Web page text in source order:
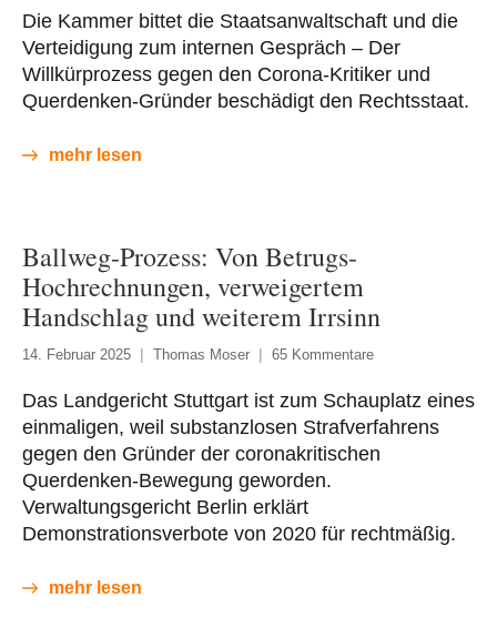
Die Kammer bittet die Staatsanwaltschaft und die
Verteidigung zum internen Gespräch – Der
Willkürprozess gegen den Corona-Kritiker und
Querdenken-Gründer beschädigt den Rechtsstaat.
mehr lesen
Ballweg-Prozess: Von Betrugs-
Hochrechnungen, verweigertem
Handschlag und weiterem Irrsinn
14. Februar 2025 Thomas Moser 65 Kommentare
Das Landgericht Stuttgart ist zum Schauplatz eines
einmaligen, weil substanzlosen Strafverfahrens
gegen den Gründer der coronakritischen
Querdenken-Bewegung geworden.
Verwaltungsgericht Berlin erklärt
Demonstrationsverbote von 2020 für rechtmäßig.
mehr lesen